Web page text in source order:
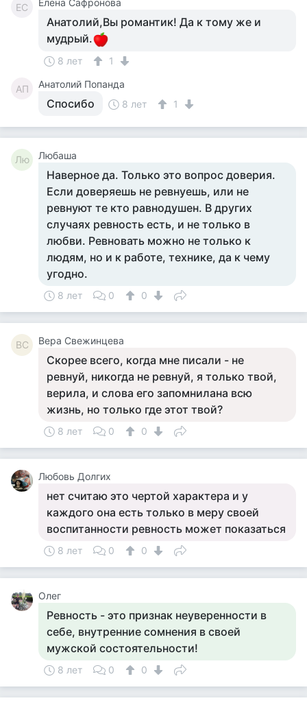
ЕС Елена Сафронова
Анатолий,Вы романтик! Да к тому же и
мудрый.
8 лет 1
АП Анатолий Попанда
Спосибо 8 лет 1
Лю Любаша
Наверное да. Только это вопрос доверия.
Если доверяешь не ревнуешь, или не
ревнуют те кто равнодушен. В других
случаях ревность есть, и не только в
любви. Ревновать можно не только к
людям, но и к работе, технике, да к чему
угодно.
8 лет 0 0
ВС Вера Свежинцева
Скорее всего, когда мне писали - не
ревнуй, никогда не ревнуй, я только твой,
верила, и слова его запомнилана всю
жизнь, но только где этот твой?
8 лет 0 0
Любовь Долгих
нет считаю это чертой характера и у
каждого она есть только в меру своей
воспитанности ревность может показаться
8 лет 0 0
Олег
Ревность - это признак неуверенности в
себе, внутренние сомнения в своей
мужской состоятельности!
8 лет 0 0